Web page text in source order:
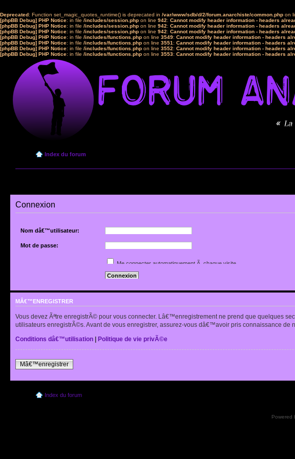
Deprecated: Function set_magic_quotes_runtime() is deprecated in /var/www/sdb/d/2/forum.anarchiste/common.php on
[phpBB Debug] PHP Notice: in file /includes/session.php on line 942: Cannot modify header information - headers
[phpBB Debug] PHP Notice: in file /includes/session.php on line 942: Cannot modify header information - headers
[phpBB Debug] PHP Notice: in file /includes/session.php on line 942: Cannot modify header information - headers
[phpBB Debug] PHP Notice: in file /includes/functions.php on line 3549: Cannot modify header information - headers
[phpBB Debug] PHP Notice: in file /includes/functions.php on line 3551: Cannot modify header information - headers
[phpBB Debug] PHP Notice: in file /includes/functions.php on line 3552: Cannot modify header information - headers
[phpBB Debug] PHP Notice: in file /includes/functions.php on line 3553: Cannot modify header information - headers
Index du forum
Connexion
Nom dâ€™utilisateur:
Mot de passe:
Renvoyer lâ€™e-mail de confirmation
Me connecter automatiquement Ã chaque visite
Cacher mon statut en ligne pour cette session
MÂ€™ENREGISTRER
Vous devez Ãªtre enregistrÃ© pour vous connecter. Lâ€™enregistrement ne prend que quelques
utilisateurs enregistrÃ©s. Avant de vous enregistrer, assurez-vous dâ€™avoir pris connaissance
Conditions dâ€™utilisation
Politique de vie privÃ©e
Mâ€™enregistrer
Index du forum
Powered